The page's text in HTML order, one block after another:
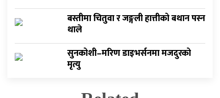
बस्तीमा चितुवा र जङ्गली हात्तीको बथान पस्न
थाले
सुनकोशी–मरिण डाइभर्सनमा मजदुरको
मृत्यु